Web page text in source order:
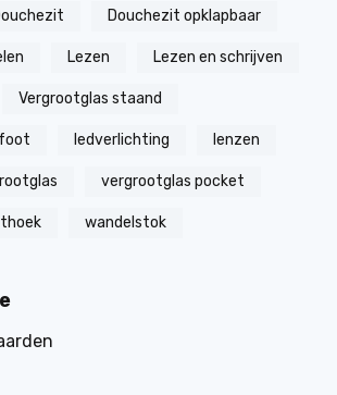
Douchezit opklapbaar
Lezen Lezen en schrijven
Vergrootglas staand
ledverlichting lenzen
vergrootglas pocket
wandelstok